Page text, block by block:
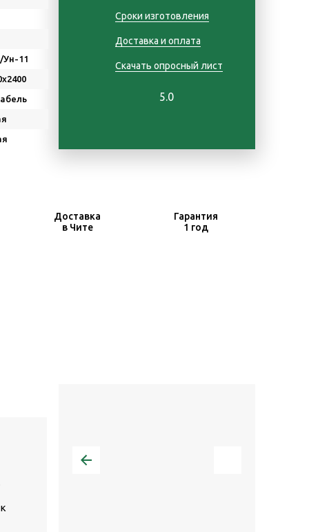
11
Сроки изготовления
Доставка и оплата
Скачать опросный лист
5.0
Доставка
в Чите
Гарантия
1 год